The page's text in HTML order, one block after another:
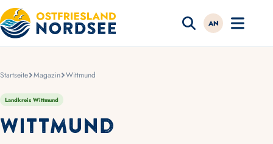
AN
Startseite Magazin Wittmund
Landkreis Wittmund
Wittmund